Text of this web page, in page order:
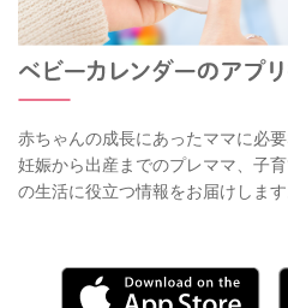
赤ちゃんの成長にあったママに必
妊娠から出産までのプレママ、子
の生活に役立つ情報をお届けします